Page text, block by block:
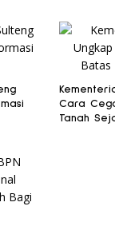
Cara
Tanah